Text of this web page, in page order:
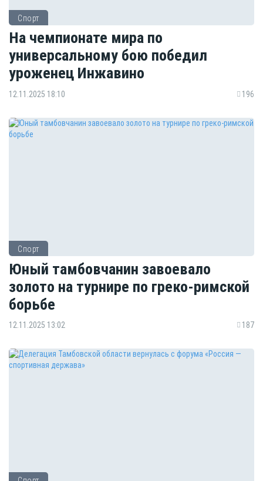
Спорт
На чемпионате мира по
универсальному бою победил
уроженец Инжавино
12.11.2025 18:10 196
Спорт
Юный тамбовчанин завоевало
золото на турнире по греко-римской
борьбе
12.11.2025 13:02 187